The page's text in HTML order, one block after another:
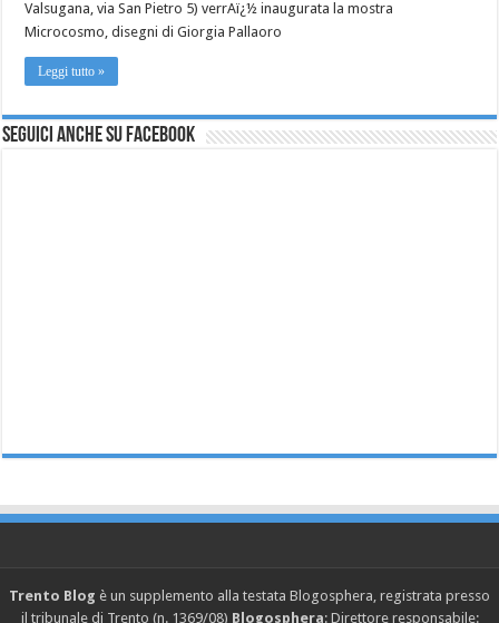
Valsugana, via San Pietro 5) verrAï¿½ inaugurata la mostra
Microcosmo, disegni di Giorgia Pallaoro
Leggi tutto »
Seguici anche su Facebook
Trento Blog è un supplemento alla testata Blogosphera, registrata presso
il tribunale di Trento (n. 1369/08) Blogosphera: Direttore responsabile: